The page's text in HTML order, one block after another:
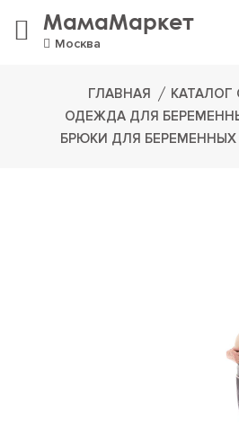
МамаМаркет
Москва
ГЛАВНАЯ
ОДЕЖДА ДЛЯ
БРЮКИ ДЛЯ